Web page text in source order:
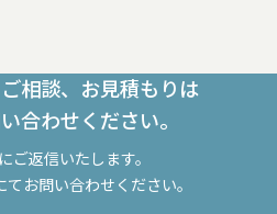
相談、お見積もりは
合わせください。
ご返信いたします。
お問い合わせください。